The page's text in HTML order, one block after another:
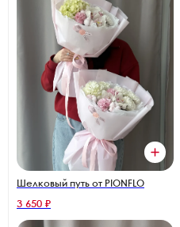
Шелковый путь от PIONFLO
3 650 ₽